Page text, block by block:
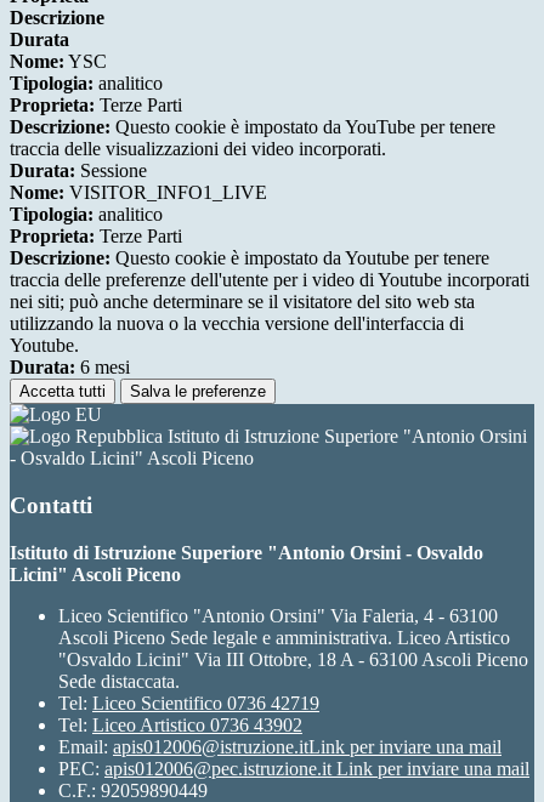
Descrizione
Durata
Nome: YSC
Tipologia: analitico
Proprieta: Terze Parti
Descrizione: Questo cookie è impostato da YouTube per tenere
traccia delle visualizzazioni dei video incorporati.
Durata: Sessione
Nome: VISITOR_INFO1_LIVE
Tipologia: analitico
Proprieta: Terze Parti
Descrizione: Questo cookie è impostato da Youtube per tenere
traccia delle preferenze dell'utente per i video di Youtube incorporati
nei siti; può anche determinare se il visitatore del sito web sta
utilizzando la nuova o la vecchia versione dell'interfaccia di
Youtube.
Durata: 6 mesi
Accetta tutti Salva le preferenze
Istituto di Istruzione Superiore "Antonio Orsini
- Osvaldo Licini" Ascoli Piceno
Contatti
Istituto di Istruzione Superiore "Antonio Orsini - Osvaldo
Licini" Ascoli Piceno
Liceo Scientifico "Antonio Orsini" Via Faleria, 4 - 63100
Ascoli Piceno Sede legale e amministrativa. Liceo Artistico
"Osvaldo Licini" Via III Ottobre, 18 A - 63100 Ascoli Piceno
Sede distaccata.
Tel: Liceo Scientifico 0736 42719
Tel: Liceo Artistico 0736 43902
Email: apis012006@istruzione.itLink per inviare una mail
PEC: apis012006@pec.istruzione.it Link per inviare una mail
C.F.: 92059890449